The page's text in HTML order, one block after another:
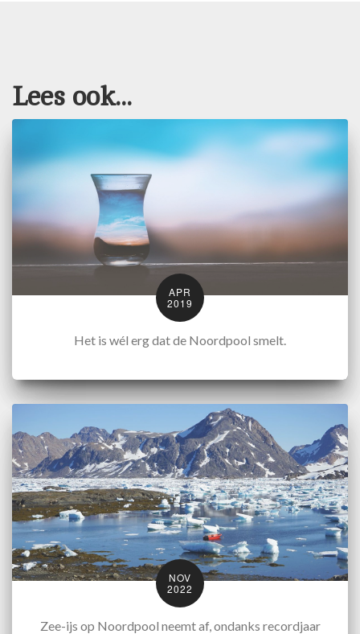
Lees ook...
APR
2019
Het is wél erg dat de Noordpool smelt.
NOV
2022
Zee-ijs op Noordpool neemt af, ondanks recordjaar